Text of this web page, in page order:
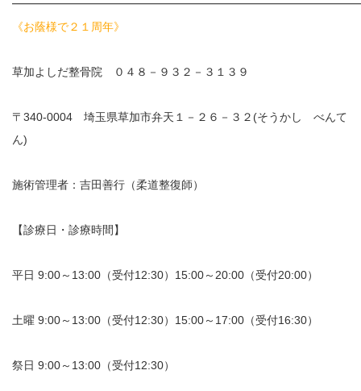
━━━━━━━━━━━━━━━━━━━━━━━━━━━━━━━
《お蔭様で２１周年》
草加よしだ整骨院 ０４８－９３２－３１３９
〒340-0004 埼玉県草加市弁天１－２６－３２(そうかし べんて
ん)
施術管理者：吉田善行（柔道整復師）
【診療日・診療時間】
平日 9:00～13:00（受付12:30）15:00～20:00（受付20:00）
土曜 9:00～13:00（受付12:30）15:00～17:00（受付16:30）
祭日 9:00～13:00（受付12:30）